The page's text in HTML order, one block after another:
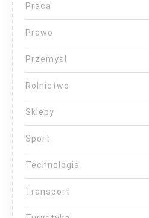
Praca
Prawo
Przemysł
Rolnictwo
Sklepy
Sport
Technologia
Transport